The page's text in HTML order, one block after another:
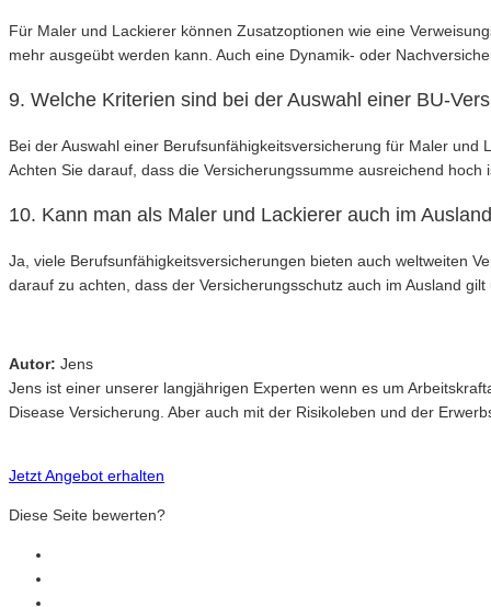
Für Maler und Lackierer können Zusatzoptionen wie eine
mehr ausgeübt werden kann. Auch eine Dynamik- oder
9. Welche Kriterien sind bei der Auswahl einer BU-
Bei der Auswahl einer Berufsunfähigkeitsversicherung für Maler
Achten Sie darauf, dass die Versicherungssumme ausreichend
10. Kann man als Maler und Lackierer auch im
Ja, viele Berufsunfähigkeitsversicherungen bieten auch weltweiten
darauf zu achten, dass der Versicherungsschutz auch im Ausland
Autor: Jens
Jens ist einer unserer langjährigen Experten wenn es um
Disease Versicherung. Aber auch mit der Risikoleben und der
Jetzt Angebot erhalten
Diese Seite bewerten?